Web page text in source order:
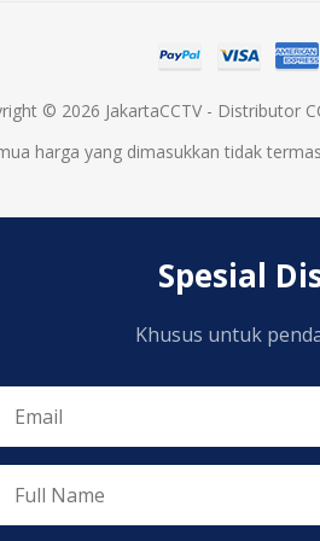
© 2026 JakartaCCTV - Distributor
harga yang dimasukkan tidak
Spesial
Khusus untuk